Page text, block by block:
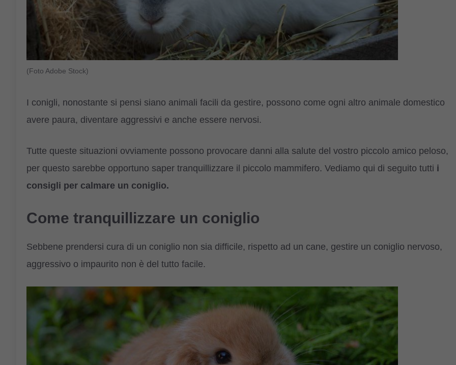
(Foto Adobe Stock)
I conigli, nonostante si pensi siano animali facili da gestire, possono come ogni altro animale domestico
avere paura, diventare aggressivi e anche essere nervosi.
Tutte queste situazioni ovviamente possono provocare danni alla salute del vostro piccolo amico peloso,
per questo sarebbe opportuno saper tranquillizzare il piccolo mammifero. Vediamo qui di seguito tutti i
consigli per calmare un coniglio.
Come tranquillizzare un coniglio
Sebbene prendersi cura di un coniglio non sia difficile, rispetto ad un cane, gestire un coniglio nervoso,
aggressivo o impaurito non è del tutto facile.